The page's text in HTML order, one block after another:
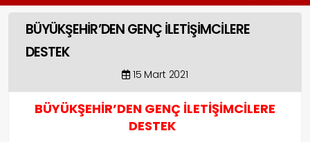
BÜYÜKŞEHİR’DEN GENÇ İLETİŞİMCİLERE
DESTEK
15 Mart 2021
BÜYÜKŞEHİR’DEN GENÇ İLETİŞİMCİLERE
DESTEK